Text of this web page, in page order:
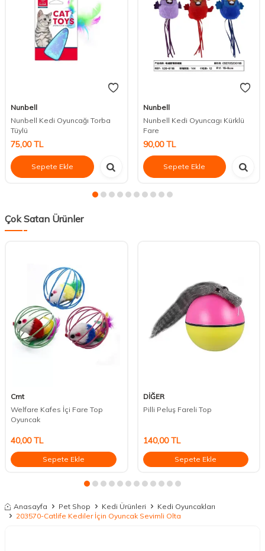
Nunbell
Nunbell Kedi Oyuncağı Torba
Tüylü
75,00TL
Sepete Ekle
Nunbell
Nunbell Kedi Oyuncagı Kürklü
Fare
90,00TL
Sepete Ekle
Çok Satan Ürünler
Cmt
Welfare Kafes İçi Fare Top
Oyuncak
40,00TL
Sepete Ekle
DİĞER
Pilli Peluş Fareli Top
140,00TL
Sepete Ekle
Anasayfa Pet Shop Kedi Ürünleri
Kedi Oyuncakları
203570-Catlife Kediler İçin Oyuncak Sevimli Olta